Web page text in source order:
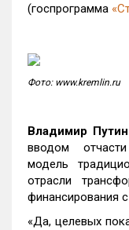
(госпрограмма
Фото: www.kremlin.ru
Владимир Путин
вводом
модель
отрасли
финансирования
«Да, целевых